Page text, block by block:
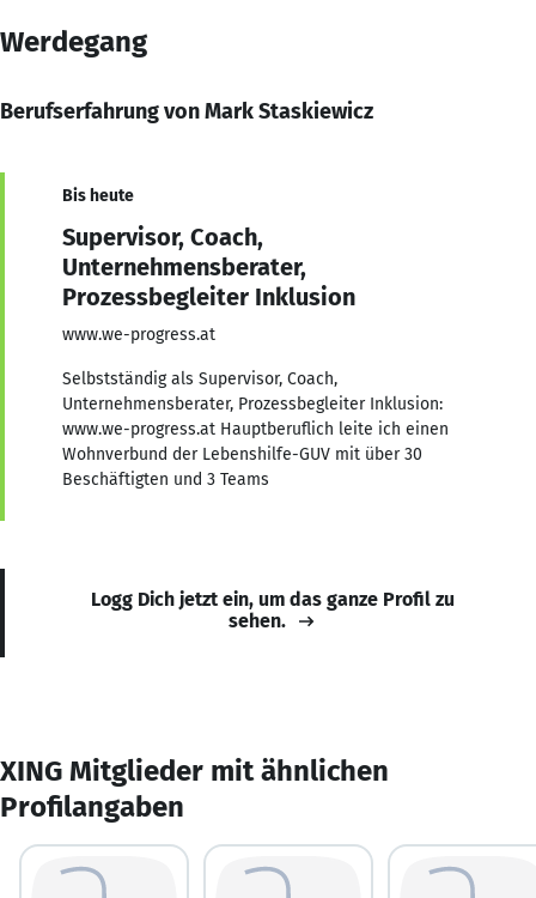
Werdegang
Berufserfahrung von Mark Staskiewicz
Bis heute
Supervisor, Coach,
Unternehmensberater,
Prozessbegleiter Inklusion
www.we-progress.at
Selbstständig als Supervisor, Coach,
Unternehmensberater, Prozessbegleiter Inklusion:
www.we-progress.at Hauptberuflich leite ich einen
Wohnverbund der Lebenshilfe-GUV mit über 30
Beschäftigten und 3 Teams
Logg Dich jetzt ein, um das ganze Profil zu
sehen.
XING Mitglieder mit ähnlichen
Profilangaben